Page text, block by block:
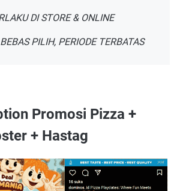
DI STORE & ONLINE
PILIH, PERIODE TERBATAS
Promosi Pizza +
+ Hastag